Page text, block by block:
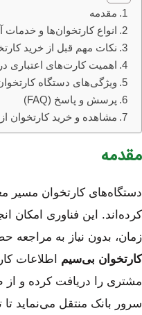
مقدمه
انواع کارتخوان‌ها و خدمات
نکات مهم قبل از خرید
اهمیت کارت‌های اعتباری
ویژگی‌های دستگاه
پرسش و پاسخ (FAQ)
مشاهده و خرید کارتخوان
مقدمه
دستگاه‌های کارتخوان مسیر
کرده‌اند. این فناوری امکان
زمان، بدون نیاز به مراجعه
کارتخوان بی‌سیم اطلاعات
مشتری را دریافت کرده و از
سرور بانک منتقل می‌نماید